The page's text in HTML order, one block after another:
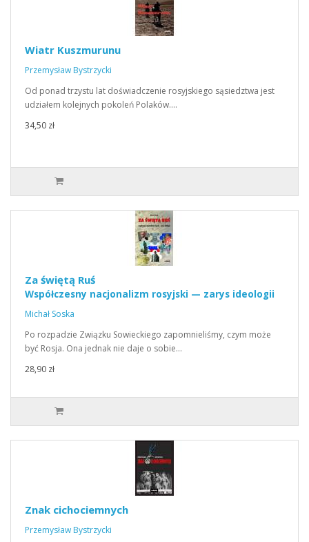
Wiatr Kuszmurunu
Przemysław Bystrzycki
Od ponad trzystu lat doświadczenie rosyjskiego sąsiedztwa jest
udziałem kolejnych pokoleń Polaków.…
34,50 zł
Za świętą Ruś
Współczesny nacjonalizm rosyjski — zarys ideologii
Michał Soska
Po rozpadzie Związku Sowieckiego zapomnieliśmy, czym może
być Rosja. Ona jednak nie daje o sobie…
28,90 zł
Znak cichociemnych
Przemysław Bystrzycki